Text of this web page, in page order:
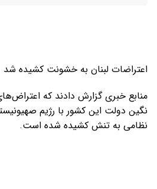
کشیده شد
که اعتراض‌های مردم لبنان به توافق
صهیونیستی با دخالت نیروهای
است.